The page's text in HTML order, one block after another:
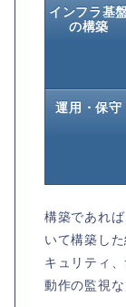
インフラ基
の構築
運用・保守
構築であれ
いて構築し
キュリティ
動作の監視